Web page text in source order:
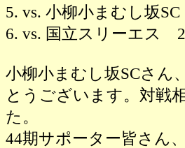
5. vs. 小柳小まむし坂
6. vs. 国立スリーエス
小柳小まむし坂SCさん
とうございます。対戦
た。
44期サポーター皆さん